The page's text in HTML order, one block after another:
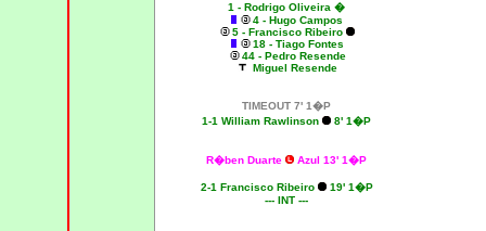
1 - Rodrigo Oliveira �
4 - Hugo Campos
5 - Francisco Ribeiro
18 - Tiago Fontes
44 - Pedro Resende
Miguel Resende
TIMEOUT 7' 1�P
1-1 William Rawlinson
8' 1�P
R�ben Duarte Azul 13' 1�P
2-1 Francisco Ribeiro
19' 1�P
--- INT ---